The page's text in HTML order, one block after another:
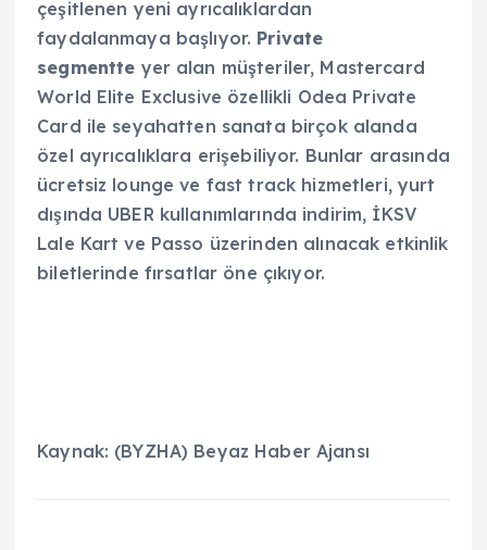
çeşitlenen yeni ayrıcalıklardan
faydalanmaya başlıyor. Private
segmentte yer alan müşteriler, Mastercard
World Elite Exclusive özellikli Odea Private
Card ile seyahatten sanata birçok alanda
özel ayrıcalıklara erişebiliyor. Bunlar arasında
ücretsiz lounge ve fast track hizmetleri, yurt
dışında UBER kullanımlarında indirim, İKSV
Lale Kart ve Passo üzerinden alınacak etkinlik
biletlerinde fırsatlar öne çıkıyor.
Kaynak: (BYZHA) Beyaz Haber Ajansı